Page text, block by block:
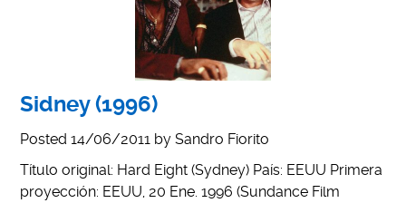
Sidney (1996)
Posted14/06/2011 bySandro Fiorito
Título original: Hard Eight (Sydney) País: EEUU Primera
proyección: EEUU, 20 Ene. 1996 (Sundance Film